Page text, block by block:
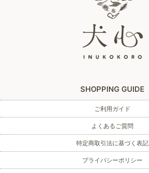
SHOPPING GUIDE
ご利用ガイド
よくあるご質問
特定商取引法に基づく表記
プライバシーポリシー